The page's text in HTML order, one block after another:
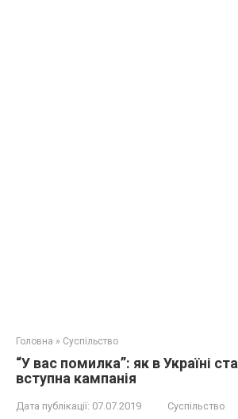
Головна » Суспільство
“У вас помилка”: як в Україні
вступна кампанія
Дата публікації: 07.07.2019 Суспільство